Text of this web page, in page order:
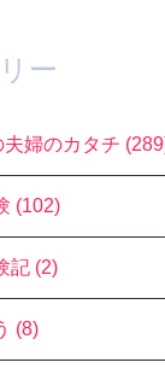
ー
婦のカタチ
(102)
記 (2)
(8)